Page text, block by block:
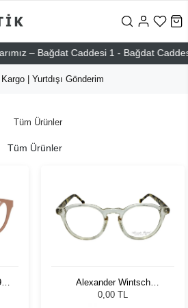
– Bağdat Caddesi 1 - Bağdat Caddesi
| Yurtdışı Gönderim
Tüm Ürünler
Tüm Ürünler
Alexander Wintsch
AW7100 C3
0,00 TL